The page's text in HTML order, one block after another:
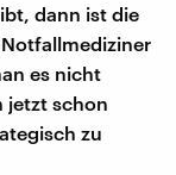
dann ist die
es nicht
jetzt schon
zu